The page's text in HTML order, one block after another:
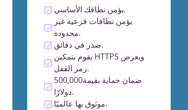
يؤمن نطاقك الأساسي.
يؤمن نطاقات فرعية غير
محدودة.
صدر في دقائق.
يقوم بتمكين HTTPS ويعرض
رمز القفل.
ضمان حماية بقيمة500,000
دولارًا.
موثوق بها عالميًا.